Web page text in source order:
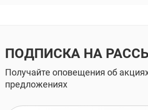
ПОДПИСКА НА
Получайте оповещения об
предложениях